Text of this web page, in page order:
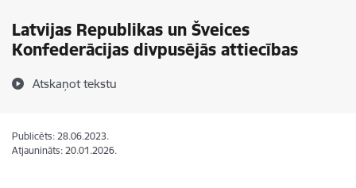
Latvijas Republikas un Šveices
Konfederācijas divpusējās attiecības
Atskaņot tekstu
Publicēts: 28.06.2023.
Atjaunināts: 20.01.2026.